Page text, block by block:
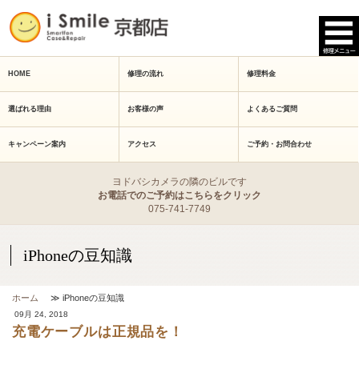
HOME 修理の流れ 修理料金
選ばれる理由 お客様の声 よくあるご質問
キャンペーン案内 アクセス ご予約・お問合わせ
ヨドバシカメラの隣のビルです
お電話でのご予約はこちらをクリック
075-741-7749
iPhoneの豆知識
ホーム ≫ iPhoneの豆知識
09月 24, 2018
充電ケーブルは正規品を！